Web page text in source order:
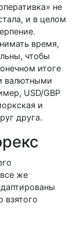
не
и в целом
время,
чтобы
итоге
валютными
USD/GBP
и
друга.
же
взятого